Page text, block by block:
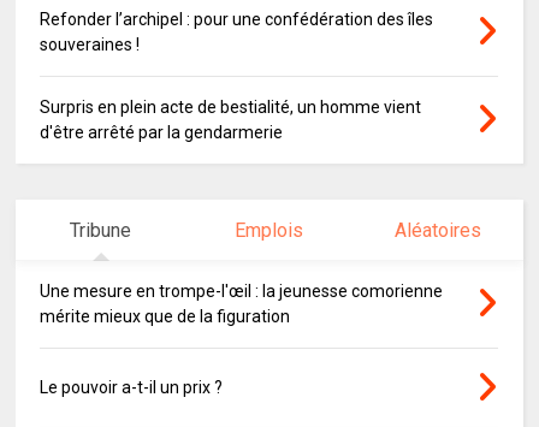
Refonder l’archipel : pour une confédération des îles
souveraines !
Surpris en plein acte de bestialité, un homme vient
d'être arrêté par la gendarmerie
Tribune Emplois Aléatoires
Une mesure en trompe-l'œil : la jeunesse comorienne
mérite mieux que de la figuration
Le pouvoir a-t-il un prix ?